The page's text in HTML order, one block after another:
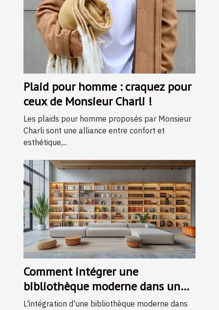
Plaid pour homme : craquez pour
ceux de Monsieur Charli !
Les plaids pour homme proposés par Monsieur
Charli sont une alliance entre confort et
esthétique,...
Comment intégrer une
bibliothèque moderne dans un
espace de bureau restreint
L'intégration d'une bibliothèque moderne dans